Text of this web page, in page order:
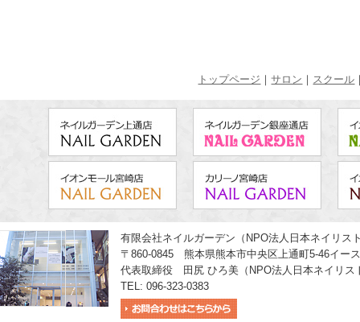
トップページ ｜サロン ｜ スクール
有限会社ネイルガーデン（NPO法人日本ネイリス
〒860-0845 熊本県熊本市中央区上通町5-46イー
代表取締役 田尻 ひろ美（NPO法人日本ネイリス
TEL: 096-323-0383